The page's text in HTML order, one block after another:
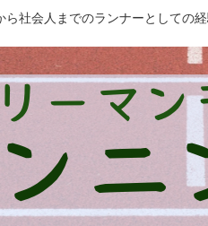
ら社会人までのランナーとしての